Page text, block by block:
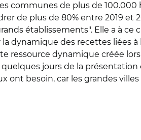
communes de plus de 100.000
de plus de 80% entre 2019 et
établissements". Elle a à ce
dynamique des recettes liées
ressource dynamique créée
jours de la
ont besoin, car les grandes